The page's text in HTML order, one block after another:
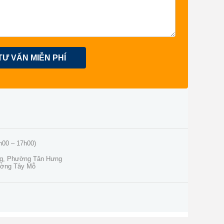
VẤN MIỄN PHÍ
– 17h00)
Phường Tân Hưng
Tây Mỗ